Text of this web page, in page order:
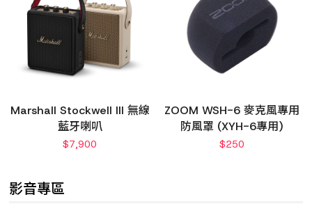
Marshall Stockwell III 無線
藍牙喇叭
$7,900
ZOOM WSH-6 麥克風專用
防風罩 (XYH-6專用)
$250
影音專區